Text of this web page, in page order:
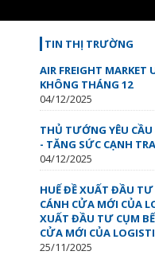
42.73%
TIN THỊ TRƯỜNG
AIR FREIGHT MARKET
KHÔNG THÁNG 12
04/12/2025
THỦ TƯỚNG YÊU
- TĂNG SỨC CẠNH
04/12/2025
HUẾ ĐỀ XUẤT ĐẦU TƯ
CÁNH CỬA MỚI CỦA
XUẤT ĐẦU TƯ CỤM
CỬA MỚI CỦA
25/11/2025